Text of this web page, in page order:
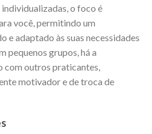
individualizadas, o foco é
você, permitindo um
e adaptado às suas necessidades
pequenos grupos, há a
com outros praticantes,
motivador e de troca de